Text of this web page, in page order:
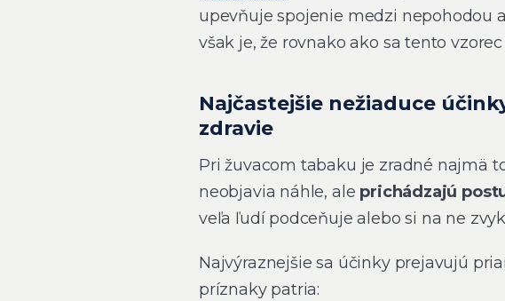
upevňuje spojenie medzi nepohodou
však je, že rovnako ako sa tento
Najčastejšie nežiaduce
zdravie
Pri žuvacom tabaku je zradné najmä
neobjavia náhle, ale prichádzajú
veľa ľudí podceňuje alebo si na ne
Najvýraznejšie sa účinky prejavujú
príznaky patria: